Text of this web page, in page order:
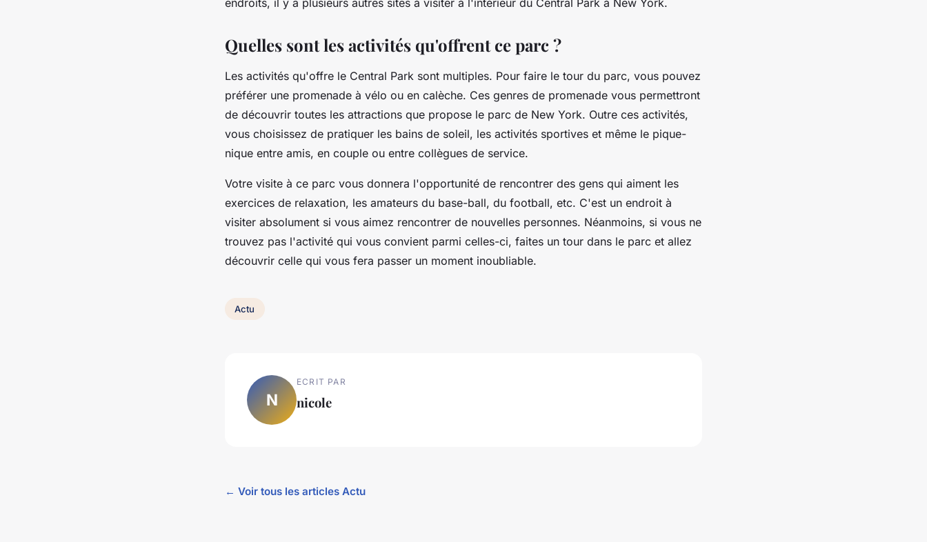
endroits, il y a plusieurs autres sites à visiter à l'intérieur du Central Park à New York.
Quelles sont les activités qu'offrent ce parc ?
Les activités qu'offre le Central Park sont multiples. Pour faire le tour du parc, vous pouvez
préférer une promenade à vélo ou en calèche. Ces genres de promenade vous permettront
de découvrir toutes les attractions que propose le parc de New York. Outre ces activités,
vous choisissez de pratiquer les bains de soleil, les activités sportives et même le pique-
nique entre amis, en couple ou entre collègues de service.
Votre visite à ce parc vous donnera l'opportunité de rencontrer des gens qui aiment les
exercices de relaxation, les amateurs du base-ball, du football, etc. C'est un endroit à
visiter absolument si vous aimez rencontrer de nouvelles personnes. Néanmoins, si vous ne
trouvez pas l'activité qui vous convient parmi celles-ci, faites un tour dans le parc et allez
découvrir celle qui vous fera passer un moment inoubliable.
Actu
N
ECRIT PAR
nicole
← Voir tous les articles Actu